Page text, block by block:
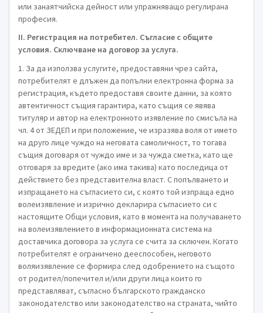
или занаятчийска дейност или упражняващо регулирана
професия.
ІІ. Регистрация на потребител. Съгласие с общите
условия. Сключване на договор за услуга.
1. За да използва услугите, предоставяни чрез сайта,
потребителят е длъжен да попълни електронна форма за
регистрация, където предоставя своите данни, за която
автентичност същия гарантира, като същия се явява
титуляр и автор на електронното изявление по смисъла на
чл. 4 от ЗЕДЕП и при положение, че изразява воля от името
на друго лице чуждо на неговата самоличност, то тогава
същия договаря от чуждо име и за чужда сметка, като ще
отговаря за вредите (ако има такива) като последица от
действието без представителна власт. С попълването и
изпращането на съгласието си, с която той изпраща едно
волеизявление и изрично декларира съгласието си с
настоящите Общи условия, като в момента на получаването
на волеизявлението в информационната система на
доставчика договора за услуга се счита за сключен. Когато
потребителят е ограничено дееспособен, неговото
воляизявление се формира след одобрението на същото
от родител/попечител и/или други лица които го
представляват, съгласно българското гражданско
законодателство или законодателство на страната, чийто